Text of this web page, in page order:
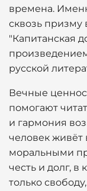
времена.
сквозь
"Капитанская
русской
Вечные
помогают
и гармония
человек живёт
моральными
честь и долг, в
только